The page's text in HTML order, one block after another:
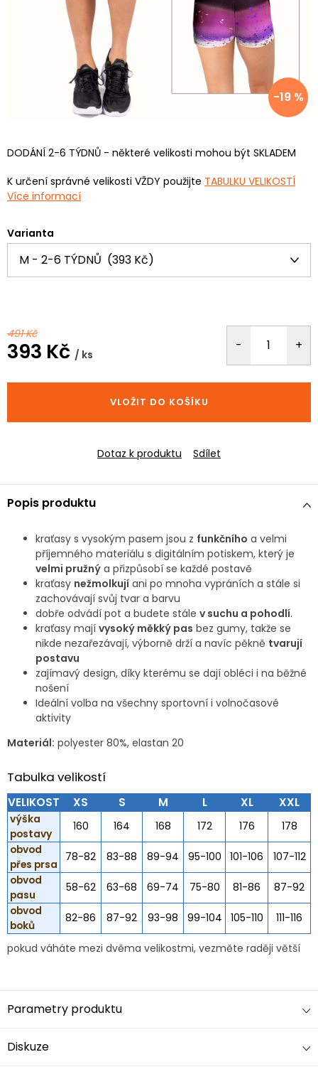
-19 %
DODÁNÍ 2-6 TÝDNŮ - některé velikosti mohou být SKLADEM
K určení správné velikosti VŽDY použijte TABULKU VELIKOSTÍ
Více informací
Varianta
491 Kč
393 Kč / ks
cena:
VLOŽIT DO KOŠÍKU
Dotaz k produktu Sdílet
Popis produktu
kraťasy s vysokým pasem jsou z funkčního a velmi
příjemného materiálu s digitálním potiskem, který je
velmi pružný a přizpůsobí se každé postavě
kraťasy nežmolkují ani po mnoha vypráních a stále si
zachovávají svůj tvar a barvu
dobře odvádí pot a budete stále v suchu a pohodlí.
kraťasy mají vysoký měkký pas bez gumy, takže se
nikde nezařezávají, výborně drží a navíc pěkně tvarují
postavu
zajímavý design, díky kterému se dají obléci i na běžné
nošení
Ideální volba na všechny sportovní i volnočasové
aktivity
Materiál: polyester 80%, elastan 20
Tabulka velikostí
VELIKOST XS S M L XL XXL
výška
postavy
160 164 168 172 176
178
obvod
přes prsa
78-82 83-88 89-94 95-100 101-106
107-112
obvod
pasu
58-62 63-68 69-74 75-80 81-86
87-92
obvod
boků
82-86 87-92 93-98 99-104 105-110 111-116
pokud váháte mezi dvěma velikostmi, vezměte raději větší
Parametry produktu
Diskuze